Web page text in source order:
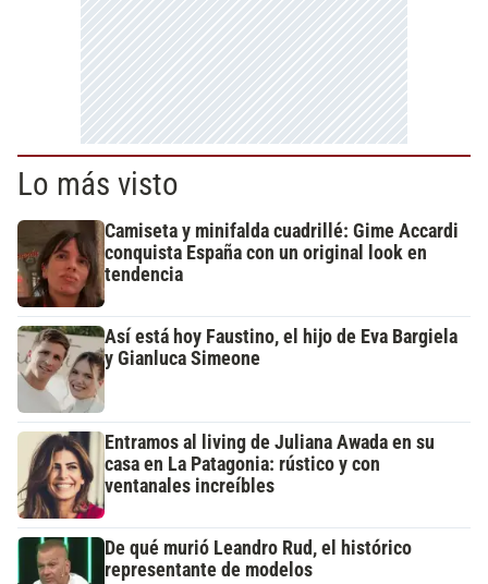
Lo más visto
Camiseta y minifalda cuadrillé: Gime Accardi
conquista España con un original look en
tendencia
Así está hoy Faustino, el hijo de Eva Bargiela
y Gianluca Simeone
Entramos al living de Juliana Awada en su
casa en La Patagonia: rústico y con
ventanales increíbles
De qué murió Leandro Rud, el histórico
representante de modelos